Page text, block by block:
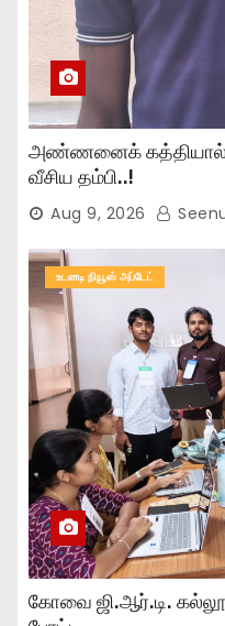
அண்ணனைக் கத்தியால்
வீசிய தம்பி..!
Aug 9, 2026
உடனடி நியூஸ் அப்டேட்
கோவை ஜி.ஆர்.டி.